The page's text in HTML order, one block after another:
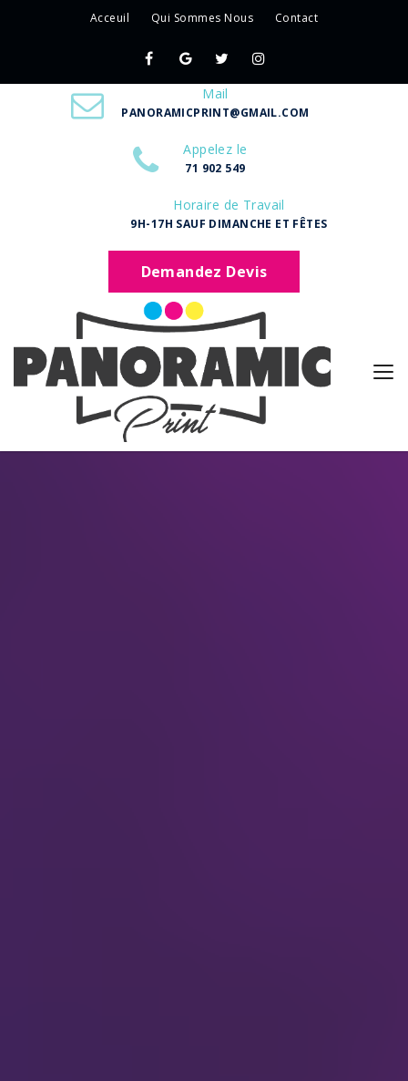
Acceuil Qui Sommes Nous Contact
Mail
PANORAMICPRINT@GMAIL.COM
Appelez le
71 902 549
Horaire de Travail
9H-17H SAUF DIMANCHE ET FÊTES
Demandez Devis